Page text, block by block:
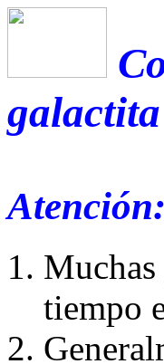
galactita
Atención:
tiempo